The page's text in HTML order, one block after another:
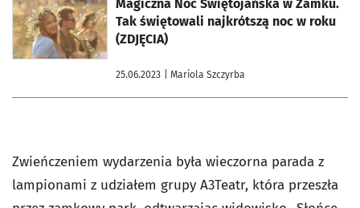
Magiczna Noc Świętojańska w Zamku.
Tak świętowali najkrótszą noc w roku
(ZDJĘCIA)
25.06.2023 | Mariola Szczyrba
Zwieńczeniem wydarzenia była wieczorna parada z
lampionami z udziałem grupy A3Teatr, która przeszła